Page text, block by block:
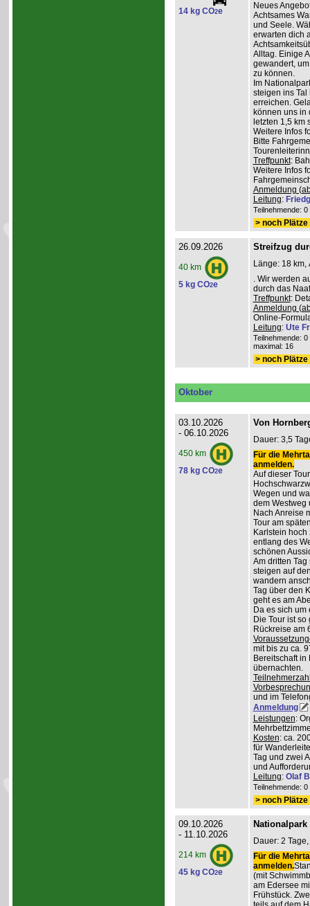
14 kg CO2e
Neues
Achtsames
und Seele.
erwarten dich
Alltag. Einige
gewandert,
zu können.
Im
steigen ins
erreichen.
können uns in
letzten 1,5 km
Weitere Infos
Bitte
Treffpunkt:
Weitere Infos
Anmeldung
Leitung:
Teilnehmende:
> noch
26.09.2026
40 km
5 kg CO2e
Streifzug
Länge: 18 km,
. Wir werden
durch das
Treffpunkt:
Anmeldung
Online-
Leitung: Ute
Teilnehmende:
maximal: 16
> noch
Oktober
03.10.2026
- 06.10.2026
450 km
78 kg CO2e
Von
Dauer: 3,5
Für die
anmelden.
Auf dieser
Wegen und
dem Westweg
Nach Anreise
Tour am
Karlstein
entlang des
schönen
Am dritten
steigen auf
wandern
Tag über den
geht es am
Da es sich
Die Tour ist
Rückreise am
mit bis zu ca.
Bereitschaft
übernachten.
und im
Anmeldung
Leistungen:
Kosten: ca.
für
Tag und zwei
und
Leitung: Olaf
Teilnehmende:
> noch
09.10.2026
- 11.10.2026
214 km
45 kg CO2e
Dauer: 2
Für die
anmelden.
(mit
am Edersee
Frühstück.